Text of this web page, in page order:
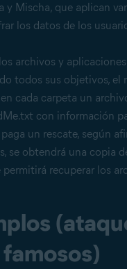
y Mischa, que aplican
los datos de los
archivos y
todos sus objetivos, el
cada carpeta un
con información
un rescate, según
se obtendrá una copia
recuperar los
famosos)